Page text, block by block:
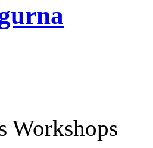
Workshops